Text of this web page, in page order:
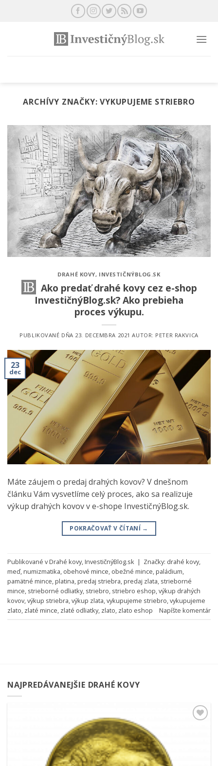
ARCHÍVY ZNAČKY:VYKUPUJEME STRIEBRO
DRAHÉ KOVY, INVESTIČNÝBLOG.SK
Ako predať drahé kovy cez e-shop
InvestičnýBlog.sk? Ako prebieha
proces výkupu.
PUBLIKOVANÉ DŇA 23. DECEMBRA 2021 AUTOR: PETER RAKVICA
23
dec
Máte záujem o predaj drahých kovov? V dnešnom
článku Vám vysvetlíme celý proces, ako sa realizuje
výkup drahých kovov v e-shope InvestičnýBlog.sk.
POKRAČOVAŤ V ČÍTANÍ →
Publikované vDrahé kovy,InvestičnýBlog.sk | Značky: drahé kovy,
meď,numizmatika, obehové mince, obežné mince,paládium,
pamätné mince,platina,predaj striebra,predaj zlata, strieborné
mince, strieborné odliatky, striebro, striebro eshop,výkup drahých
kovov,výkup striebra,výkup zlata,vykupujeme striebro,vykupujeme
zlato, zlaté mince, zlaté odliatky, zlato, zlato eshop Napíšte komentár
NAJPREDÁVANEJŠIE DRAHÉ KOVY